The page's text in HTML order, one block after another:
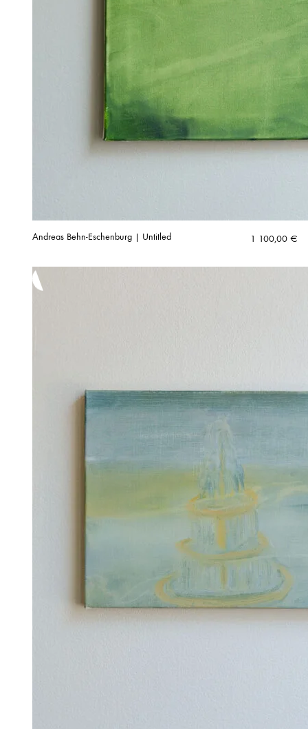
Andreas Behn-Eschenburg | Untitled 1 100,00 €